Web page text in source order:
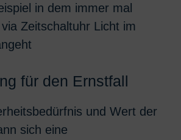
in dem immer mal
Zeitschaltuhr Licht im
für den Ernstfall
und Wert der
sich eine